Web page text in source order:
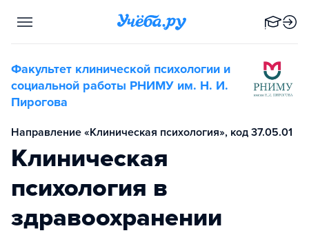
Факультет клинической психологии и
социальной работы РНИМУ им. Н. И.
Пирогова
Направление «Клиническая психология», код 37.05.01
Клиническая
психология в
здравоохранении